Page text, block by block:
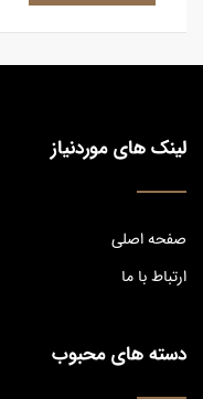
لینک های موردنیاز
صفحه اصلی
ارتباط با ما
دسته های محبوب